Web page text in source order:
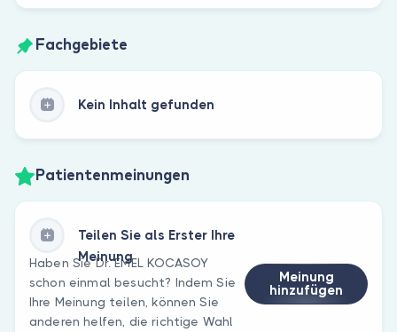
Fachgebiete
Kein Inhalt gefunden
Patientenmeinungen
Teilen Sie als Erster Ihre
Meinung
Haben Sie Dr. EMEL KOCASOY
schon einmal besucht? Indem Sie
Ihre Meinung teilen, können Sie
anderen helfen, die richtige Wahl
Meinung
hinzufügen